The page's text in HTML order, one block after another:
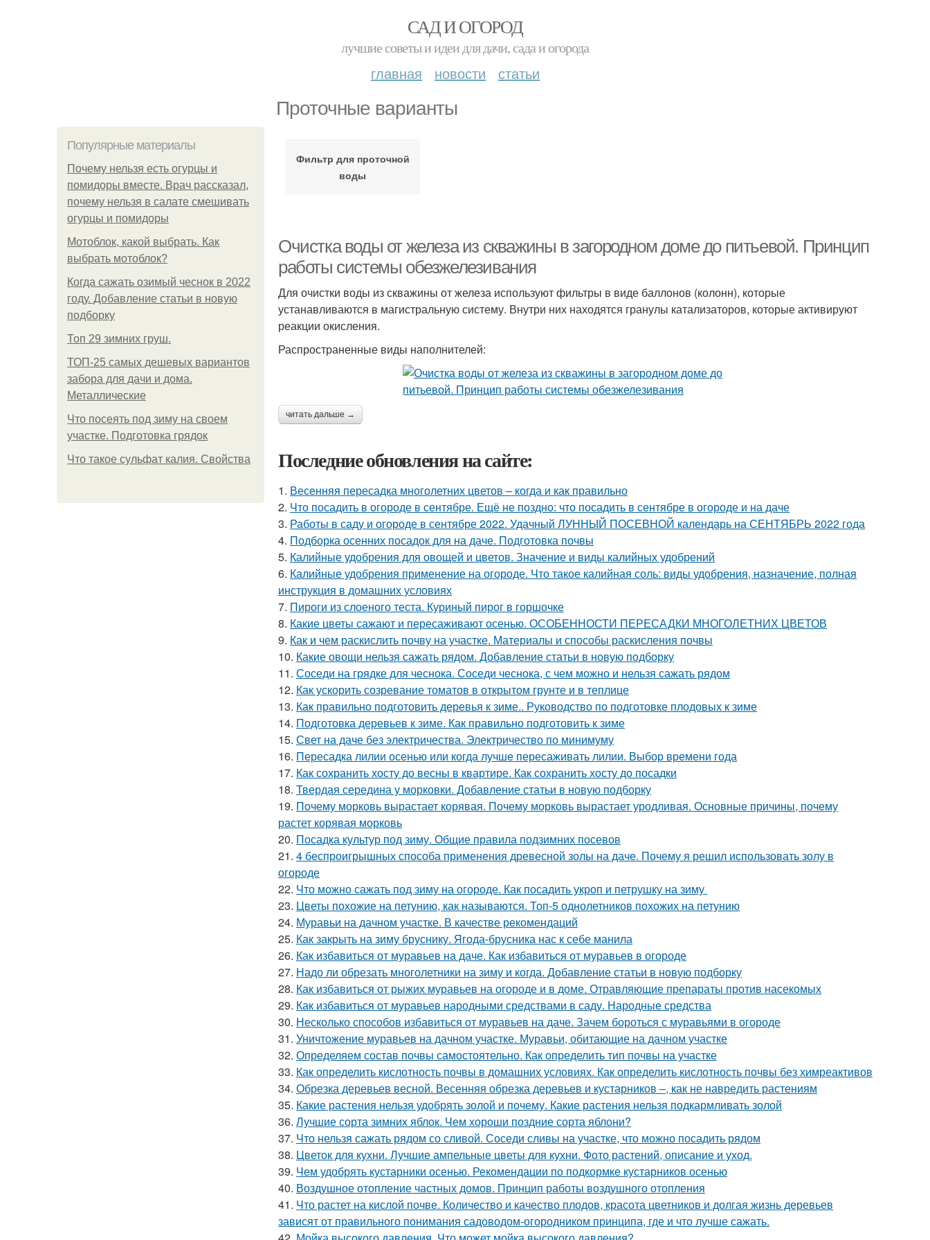
САД И ОГОРОД
лучшие советы и идеи для дачи, сада и огорода
главная новости статьи
Проточные варианты
Популярные материалы
Почему нельзя есть огурцы и
помидоры вместе. Врач рассказал,
почему нельзя в салате смешивать
огурцы и помидоры
Мотоблок, какой выбрать. Как
выбрать мотоблок?
Когда сажать озимый чеснок в 2022
году. Добавление статьи в новую
подборку
Топ 29 зимних груш.
ТОП-25 самых дешевых вариантов
забора для дачи и дома.
Металлические
Что посеять под зиму на своем
участке. Подготовка грядок
Что такое сульфат калия. Свойства
Фильтр для проточной
воды
Очистка воды от железа из скважины в загородном доме до питьевой. Принцип
работы системы обезжелезивания
Для очистки воды из скважины от железа используют фильтры в виде баллонов (колонн), которые
устанавливаются в магистральную систему. Внутри них находятся гранулы катализаторов, которые активируют
реакции окисления.
Распространенные виды наполнителей:
читать дальше →
Последние обновления на сайте:
1. Весенняя пересадка многолетних цветов – когда и как правильно
2. Что посадить в огороде в сентябре. Ещё не поздно: что посадить в сентябре в огороде и на даче
3. Работы в саду и огороде в сентябре 2022. Удачный ЛУННЫЙ ПОСЕВНОЙ календарь на СЕНТЯБРЬ 2022 года
4. Подборка осенних посадок для на даче. Подготовка почвы
5. Калийные удобрения для овощей и цветов. Значение и виды калийных удобрений
6. Калийные удобрения применение на огороде. Что такое калийная соль: виды удобрения, назначение, полная
инструкция в домашних условиях
7. Пироги из слоеного теста. Куриный пирог в горшочке
8. Какие цветы сажают и пересаживают осенью. ОСОБЕННОСТИ ПЕРЕСАДКИ МНОГОЛЕТНИХ ЦВЕТОВ
9. Как и чем раскислить почву на участке. Материалы и способы раскисления почвы
10. Какие овощи нельзя сажать рядом. Добавление статьи в новую подборку
11. Соседи на грядке для чеснока. Соседи чеснока, с чем можно и нельзя сажать рядом
12. Как ускорить созревание томатов в открытом грунте и в теплице
13. Как правильно подготовить деревья к зиме.. Руководство по подготовке плодовых к зиме
14. Подготовка деревьев к зиме. Как правильно подготовить к зиме
15. Свет на даче без электричества. Электричество по минимуму
16. Пересадка лилии осенью или когда лучше пересаживать лилии. Выбор времени года
17. Как сохранить хосту до весны в квартире. Как сохранить хосту до посадки
18. Твердая середина у морковки. Добавление статьи в новую подборку
19. Почему морковь вырастает корявая. Почему морковь вырастает уродливая. Основные причины, почему
растет корявая морковь
20. Посадка культур под зиму. Общие правила подзимних посевов
21. 4 беспроигрышных способа применения древесной золы на даче. Почему я решил использовать золу в
огороде
22. Что можно сажать под зиму на огороде. Как посадить укроп и петрушку на зиму
23. Цветы похожие на петунию, как называются. Топ-5 однолетников похожих на петунию
24. Муравьи на дачном участке. В качестве рекомендаций
25. Как закрыть на зиму бруснику. Ягода-брусника нас к себе манила
26. Как избавиться от муравьев на даче. Как избавиться от муравьев в огороде
27. Надо ли обрезать многолетники на зиму и когда. Добавление статьи в новую подборку
28. Как избавиться от рыжих муравьев на огороде и в доме. Отравляющие препараты против насекомых
29. Как избавиться от муравьев народными средствами в саду. Народные средства
30. Несколько способов избавиться от муравьев на даче. Зачем бороться с муравьями в огороде
31. Уничтожение муравьев на дачном участке. Муравьи, обитающие на дачном участке
32. Определяем состав почвы самостоятельно. Как определить тип почвы на участке
33. Как определить кислотность почвы в домашних условиях. Как определить кислотность почвы без химреактивов
34. Обрезка деревьев весной. Весенняя обрезка деревьев и кустарников –, как не навредить растениям
35. Какие растения нельзя удобрять золой и почему. Какие растения нельзя подкармливать золой
36. Лучшие сорта зимних яблок. Чем хороши поздние сорта яблони?
37. Что нельзя сажать рядом со сливой. Соседи сливы на участке, что можно посадить рядом
38. Цветок для кухни. Лучшие ампельные цветы для кухни. Фото растений, описание и уход.
39. Чем удобрять кустарники осенью. Рекомендации по подкормке кустарников осенью
40. Воздушное отопление частных домов. Принцип работы воздушного отопления
41. Что растет на кислой почве. Количество и качество плодов, красота цветников и долгая жизнь деревьев
зависят от правильного понимания садоводом-огородником принципа, где и что лучше сажать.